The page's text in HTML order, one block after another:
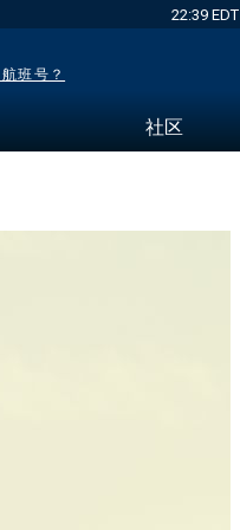
22:39 EDT
班号？
社区